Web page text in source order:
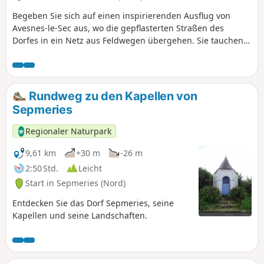
Begeben Sie sich auf einen inspirierenden Ausflug von
Avesnes-le-Sec aus, wo die gepflasterten Straßen des
Dorfes in ein Netz aus Feldwegen übergehen. Sie tauchen
Wiesen und geheimnisvollen Wäldchen in Richtung Lieu-
Saint-Amand. Anschließend geht es weiter nach Noyelles-
sur-Selle: Die ruhigen Ufer und das ländliche Kulturerbe
laden zum Verweilen und Nachdenken ein. Hinter jeder
Kurve offenbart sich eine neue Facette der Landschaft des
Hennegau, zwischen authentischen Dörfern und
rauschendem Wasser, für eine Reise, die sowohl erholsam
als auch voller Überraschungen ist. Vergessen Sie nicht
Ihre Kamera und Ihre Neugier: Diese Rundwanderung ist
ein offenes Buch über die Lebensfreude des Nordens.
Rundweg zu den Kapellen von
Sepmeries
Regionaler Naturpark
9,61 km
+30 m
-26 m
2:50 Std.
Leicht
Start in Sepmeries (Nord)
Entdecken Sie das Dorf Sepmeries, seine
Kapellen und seine Landschaften.